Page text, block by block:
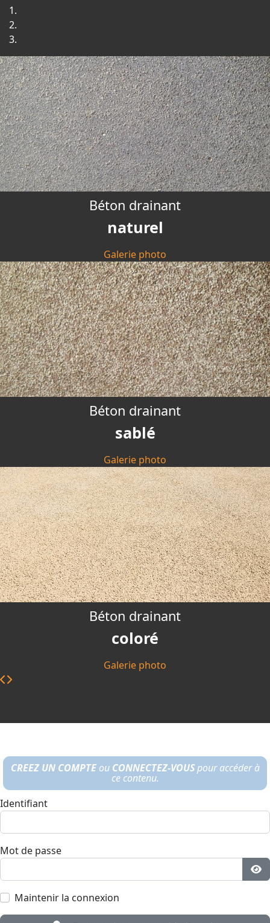
Béton drainant
naturel
Galerie photo
Béton drainant
sablé
Galerie photo
Béton drainant
coloré
Galerie photo
CREEZ UN COMPTEouCONNECTEZ-VOUSpour accéder à
ce contenu.
Identifiant
Mot de passe
Maintenir la connexion